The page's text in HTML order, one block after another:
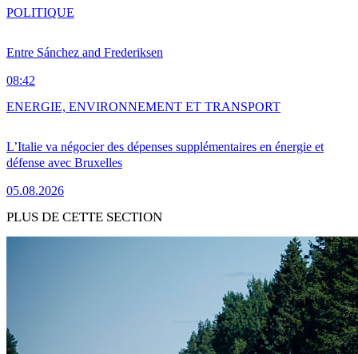
Entre Sánchez and Frederiksen
08:42
POLITIQUE
L’Italie va négocier des dépenses supplémentaires en énergie et
défense avec Bruxelles
05.08.2026
ENERGIE, ENVIRONNEMENT ET TRANSPORT
PLUS DE CETTE SECTION